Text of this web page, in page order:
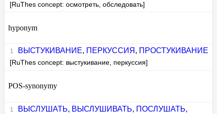
[RuThes concept: осмотреть, обследовать]
hyponym
ВЫСТУКИВАНИЕ, ПЕРКУССИЯ , ПРОСТУКИВАНИЕ
[RuThes concept: выстукивание, перкуссия]
POS-synonymy
ВЫСЛУШАТЬ, ВЫСЛУШИВАТЬ, ПОСЛУШАТЬ,